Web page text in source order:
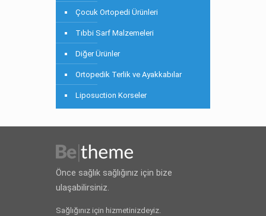
Çocuk Ortopedi Ürünleri
Tıbbi Sarf Malzemeleri
Diğer Ürünler
Ortopedik Terlik ve Ayakkabılar
Liposuction Korseler
Önce sağlık sağlığınız için bize
ulaşabilirsiniz.
Sağlığınız için hizmetinizdeyiz.